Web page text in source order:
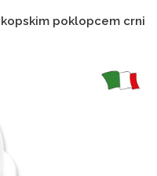
poklopcem crni